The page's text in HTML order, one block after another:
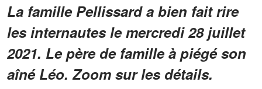
La famille Pellissard a bien fait rire
les internautes le mercredi 28 juillet
2021. Le père de famille à piégé son
aîné Léo. Zoom sur les détails.